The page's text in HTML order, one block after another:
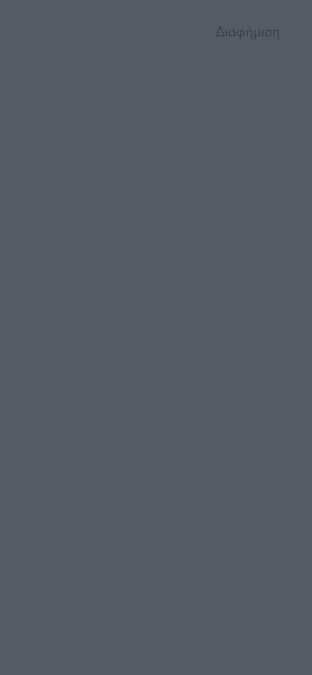
Διαφήμιση